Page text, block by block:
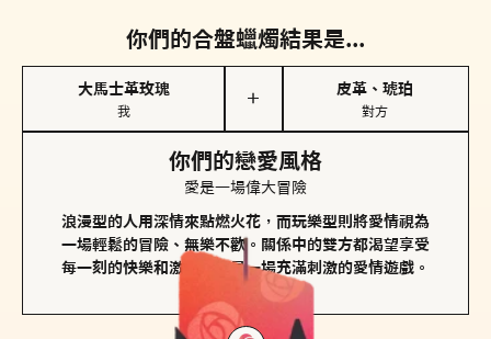
你們的合盤蠟燭結果是...
大馬士革玫瑰
我
＋
皮革、琥珀
對方
你們的戀愛風格
愛是一場偉大冒險
浪漫型的人用深情來點燃火花，而玩樂型則將愛情視為
一場輕鬆的冒險、無樂不歡。關係中的雙方都渴望享受
每一刻的快樂和激動，像是一場充滿刺激的愛情遊戲。